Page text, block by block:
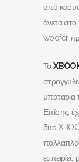
από
άνετα στο
woofer
Το
μπαταρία
Επίσης,
δυο
εμπειρίες